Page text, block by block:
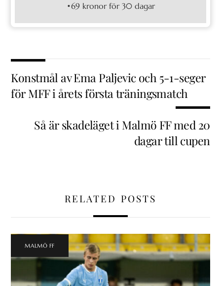
•69 kronor för 30 dagar
Konstmål av Ema Paljevic och 5-1-seger
för MFF i årets första träningsmatch
Så är skadeläget i Malmö FF med 20
dagar till cupen
RELATED POSTS
MALMÖ FF